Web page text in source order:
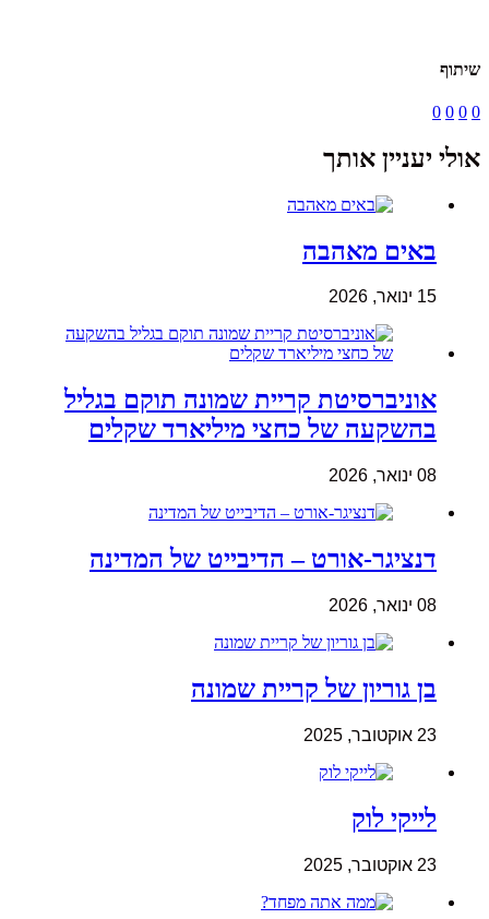
שיתוף
0
0
0
0
אולי יעניין אותך
באים מאהבה
15 ינואר, 2026
אוניברסיטת קריית שמונה תוקם בגליל
בהשקעה של כחצי מיליארד שקלים
08 ינואר, 2026
דנציגר-אורט – הדיבייט של המדינה
08 ינואר, 2026
בן גוריון של קריית שמונה
23 אוקטובר, 2025
לייקי לוק
23 אוקטובר, 2025